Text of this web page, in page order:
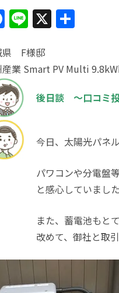
Facebook
Line
X
県 F様邸
産業 Smart PV Multi
後日談 ～口コミ
今日、太陽光パネ
パワコンや分電盤
と感心していまし
また、蓄電池もと
改めて、御社と取